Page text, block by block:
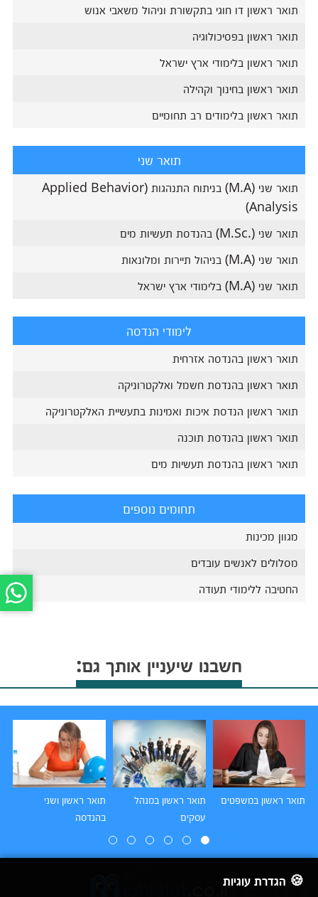
תואר ראשון דו חוגי בתקשורת וניהול משאבי אנוש
תואר ראשון בפסיכולוגיה
תואר ראשון בלימודי ארץ ישראל
תואר ראשון בחינוך וקהילה
תואר ראשון בלימודים רב תחומיים
תואר שני
תואר שני (M.A) בניתוח התנהגות (Applied Behavior
Analysis)
תואר שני (.M.Sc) בהנדסת תעשיות מים
תואר שני (M.A) בניהול תיירות ומלונאות
תואר שני (M.A) בלימודי ארץ ישראל
לימודי הנדסה
תואר ראשון בהנדסה אזרחית
תואר ראשון בהנדסת חשמל ואלקטרוניקה
תואר ראשון הנדסת איכות ואמינות בתעשיית האלקטרוניקה
תואר ראשון בהנדסת תוכנה
תואר ראשון בהנדסת תעשיות מים
תחומים נוספים
מגוון מכינות
מסלולים לאנשים עובדים
החטיבה ללימודי תעודה
חשבנו שיעניין אותך גם:
תואר ראשון במשפטים
תואר ראשון במנהל
עסקים
תואר ראשון ושני
בהנדסה
🍪 הגדרת עוגיות